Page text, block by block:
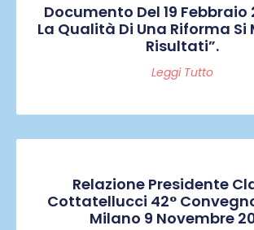
Documento Del 19 Febbraio
La Qualità Di Una Riforma Si
Risultati”.
Leggi Tutto
Relazione Presidente
Cottatellucci 42°
Milano 9 Novembre